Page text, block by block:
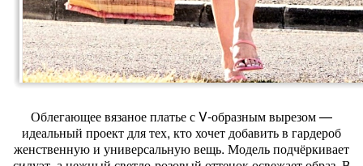
Облегающее вязаное платье с V‑образным вырезом —
идеальный проект для тех, кто хочет добавить в гардероб
женственную и универсальную вещь. Модель подчёркивает